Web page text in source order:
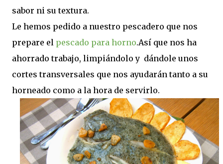
sabor ni su textura.
Le hemos pedido a nuestro pescadero que nos
prepare el pescado para horno.Así que nos ha
ahorrado trabajo, limpiándolo y dándole unos
cortes transversales que nos ayudarán tanto a su
horneado como a la hora de servirlo.